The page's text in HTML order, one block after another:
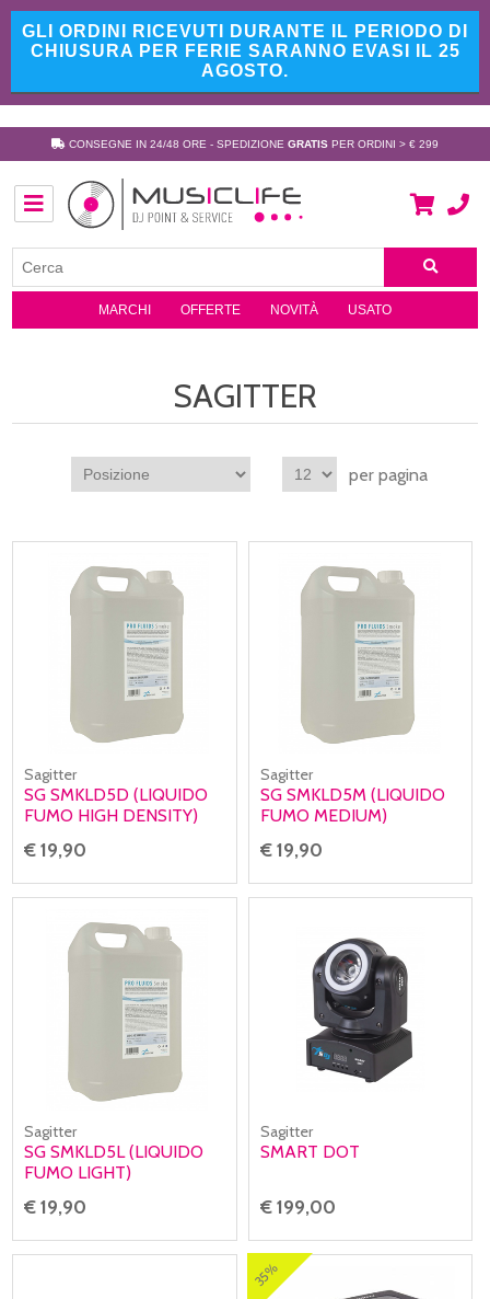
GLI ORDINI RICEVUTI DURANTE IL PERIODO DI
CHIUSURA PER FERIE SARANNO EVASI IL 25
AGOSTO.
CONSEGNE IN 24/48 ORE - SPEDIZIONE GRATIS PER ORDINI > € 299
MARCHI OFFERTE NOVITÀ USATO
SAGITTER
per pagina
Sagitter
SG SMKLD5D (LIQUIDO
FUMO HIGH DENSITY)
€ 19,90
Sagitter
SG SMKLD5M (LIQUIDO
FUMO MEDIUM)
€ 19,90
Sagitter
SG SMKLD5L (LIQUIDO
FUMO LIGHT)
€ 19,90
Sagitter
SMART DOT
€ 199,00
35%